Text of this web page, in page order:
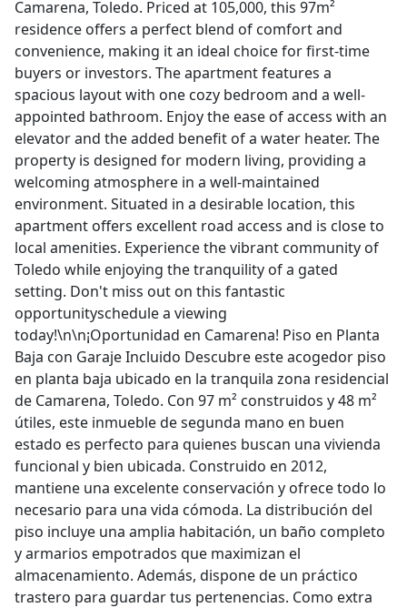
Camarena, Toledo. Priced at 105,000, this 97m²
residence offers a perfect blend of comfort and
convenience, making it an ideal choice for first-time
buyers or investors. The apartment features a
spacious layout with one cozy bedroom and a well-
appointed bathroom. Enjoy the ease of access with an
elevator and the added benefit of a water heater. The
property is designed for modern living, providing a
welcoming atmosphere in a well-maintained
environment. Situated in a desirable location, this
apartment offers excellent road access and is close to
local amenities. Experience the vibrant community of
Toledo while enjoying the tranquility of a gated
setting. Don't miss out on this fantastic
opportunityschedule a viewing
today!\n\n¡Oportunidad en Camarena! Piso en Planta
Baja con Garaje Incluido Descubre este acogedor piso
en planta baja ubicado en la tranquila zona residencial
de Camarena, Toledo. Con 97 m² construidos y 48 m²
útiles, este inmueble de segunda mano en buen
estado es perfecto para quienes buscan una vivienda
funcional y bien ubicada. Construido en 2012,
mantiene una excelente conservación y ofrece todo lo
necesario para una vida cómoda. La distribución del
piso incluye una amplia habitación, un baño completo
y armarios empotrados que maximizan el
almacenamiento. Además, dispone de un práctico
trastero para guardar tus pertenencias. Como extra